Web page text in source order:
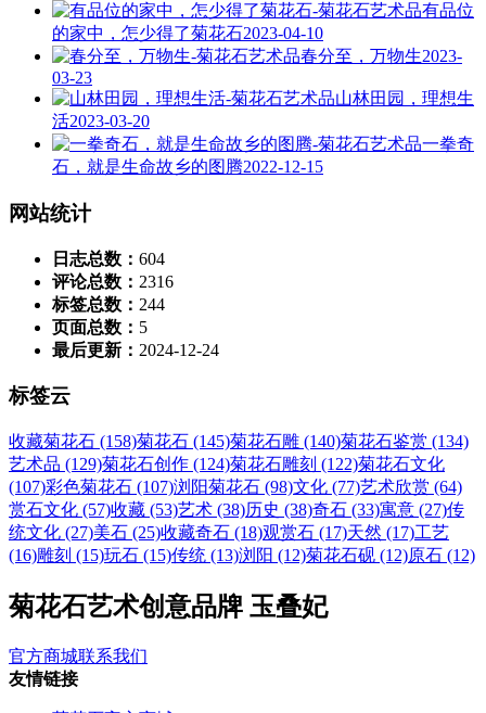
有品位
的家中，怎少得了菊花石2023-04-10
春分至，万物生2023-
03-23
山林田园，理想生
活2023-03-20
一拳奇
石，就是生命故乡的图腾2022-12-15
网站统计
日志总数： 604
评论总数： 2316
标签总数： 244
页面总数： 5
最后更新： 2024-12-24
标签云
收藏菊花石 (158)菊花石 (145)菊花石雕 (140)菊花石鉴赏 (134)
艺术品 (129)菊花石创作 (124)菊花石雕刻 (122)菊花石文化
(107)彩色菊花石 (107)浏阳菊花石 (98)文化 (77)艺术欣赏 (64)
赏石文化 (57)收藏 (53)艺术 (38)历史 (38)奇石 (33)寓意 (27)传
统文化 (27)美石 (25)收藏奇石 (18)观赏石 (17)天然 (17)工艺
(16)雕刻 (15)玩石 (15)传统 (13)浏阳 (12)菊花石砚 (12)原石 (12)
菊花石艺术创意品牌 玉叠妃
官方商城联系我们
友情链接